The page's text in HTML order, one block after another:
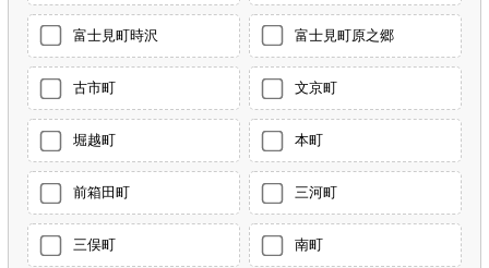
富士見町時沢 富士見町原之郷
古市町 文京町
堀越町 本町
前箱田町 三河町
三俣町 南町